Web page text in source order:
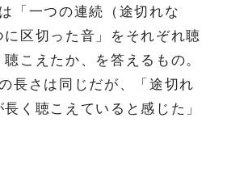
「一つの連続（途切れな
区切った音」をそれぞれ聴
こえたか、を答えるもの。
長さは同じだが、「途切れ
く聴こえていると感じた」